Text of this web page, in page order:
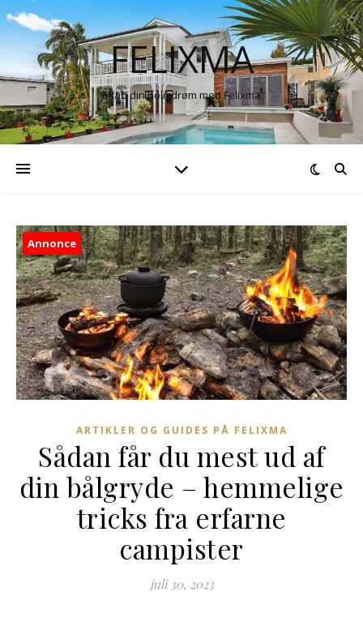
FELIXMA
Skab din boligdrøm med Felixma
Annonce
ARTIKLER OG GUIDES PÅ FELIXMA
Sådan får du mest ud af
din bålgryde – hemmelige
tricks fra erfarne
campister
juli 30, 2023